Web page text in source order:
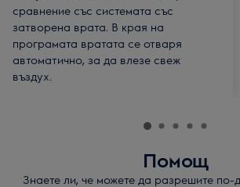
сравнение със системата със
затворена врата. В края на
програмата вратата се отваря
автоматично, за да влезе свеж
въздух.
Помощ
Знаете ли, че можете да разрешите